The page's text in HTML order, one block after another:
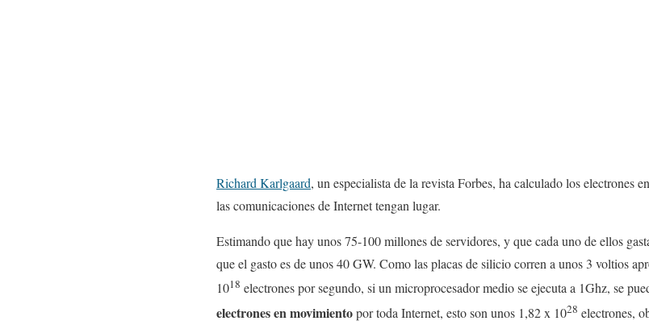
Richard Karlgaard, un especialista de la revista Forbes, ha calculado los electrones
las comunicaciones de Internet tengan lugar.
Estimando que hay unos 75-100 millones de servidores, y que cada uno de ellos
que el gasto es de unos 40 GW. Como las placas de silicio corren a unos 3 voltios
1018 electrones por segundo, si un microprocesador medio se ejecuta a 1Ghz, se
electrones en movimientopor toda Internet, esto son unos 1,82 x 1028 electrones,